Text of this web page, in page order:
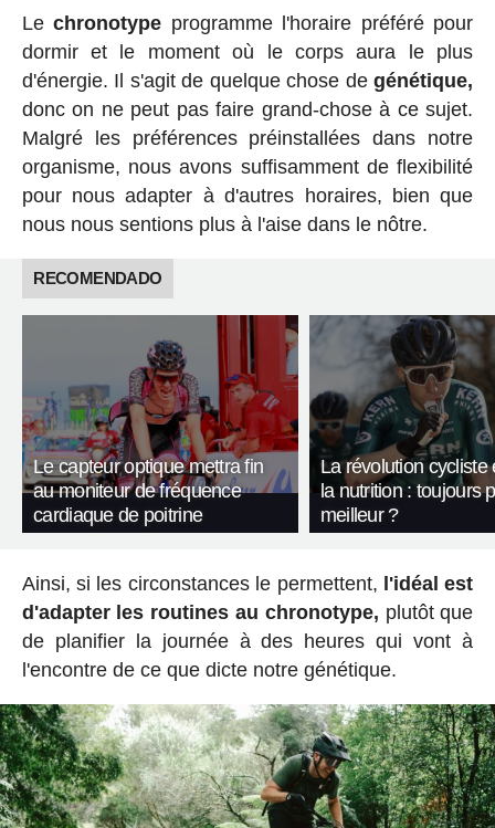
Lechronotype programme l'horaire préféré pour
dormir et le moment où le corps aura le plus
d'énergie. Il s'agit de quelque chose degénétique,
donc on ne peut pas faire grand-chose à ce sujet.
Malgré les préférences préinstallées dans notre
organisme, nous avons suffisamment de flexibilité
pour nous adapter à d'autres horaires, bien que
nous nous sentions plus à l'aise dans le nôtre.
RECOMENDADO
Le capteur optique mettra fin
au moniteur de fréquence
cardiaque de poitrine
La révolution cycliste
la nutrition : toujours
meilleur ?
Ainsi, si les circonstances le permettent, l'idéal est
d'adapter les routines au chronotype, plutôt que
de planifier la journée à des heures qui vont à
l'encontre de ce que dicte notre génétique.